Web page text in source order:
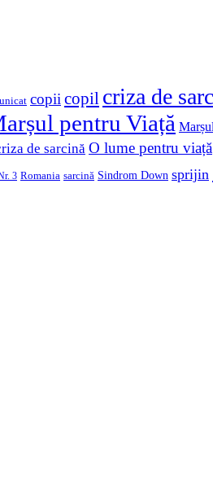
copii copil criza de
pentru Viață
de sarcină O lume pentru viață
3 Romania sarcină Sindrom Down sprijin